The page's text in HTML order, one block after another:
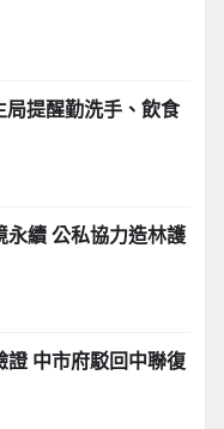
提醒勤洗手、飲食
永續 公私協力造林護
中市府駁回中聯復